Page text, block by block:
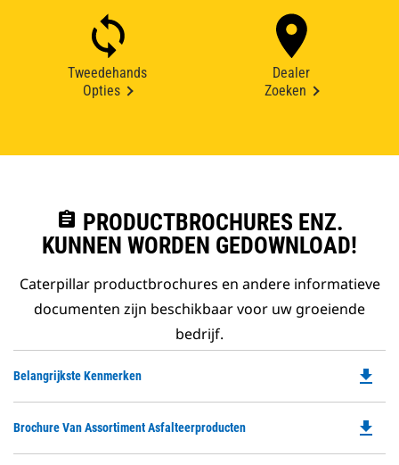
Tweedehands
Opties
Dealer
Zoeken
assignment PRODUCTBROCHURES ENZ.
KUNNEN WORDEN GEDOWNLOAD!
Caterpillar productbrochures en andere informatieve
documenten zijn beschikbaar voor uw groeiende
bedrijf.
Belangrijkste Kenmerken
a
file_download
Brochure Van Assortiment Asfalteerproducten file_download